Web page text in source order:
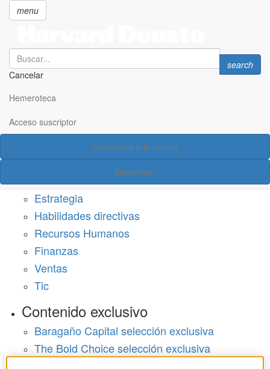
principal
menu
Search
Cancelar
Search
search
Hemeroteca
Acceso suscriptor
Suscríbete a la revista
Newsletter
Acceso suscriptor
Estrategia
Habilidades directivas
Recursos Humanos
Finanzas
Ventas
Tic
Contenido exclusivo
Baragaño Capital selección exclusiva
The Bold Choice selección exclusiva